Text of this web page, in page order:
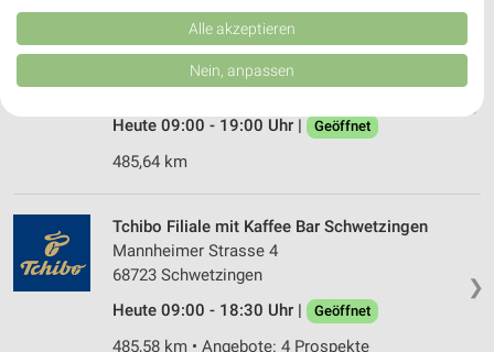
❯
Ernsting's family Schwetzingen
Carl-Theodor-Straße 7
68723 Schwetzingen
Heute 09:00 - 19:00 Uhr |
Geöffnet
485,64 km
❯
Tchibo Filiale mit Kaffee Bar Schwetzingen
Mannheimer Strasse 4
68723 Schwetzingen
Heute 09:00 - 18:30 Uhr |
Geöffnet
485,58 km • Angebote: 4 Prospekte
Kombinationen von Daten aus verschiedenen Quellen. Entwicklung und
Verbesserung der Angebote. Verwendung reduzierter Daten zur Auswahl
von Inhalten.
Daten können außerhalb der Europäischen Union weitergegeben und in die
Website/App.
Partnerliste anzeigen (1 IAB-Anbieter)
Speichern von oder Zugriff auf Informationen
auf einem Endgerät
Verwendung reduzierter Daten zur Auswahl von
Werbeanzeigen
Alle akzeptieren
Nein, anpassen